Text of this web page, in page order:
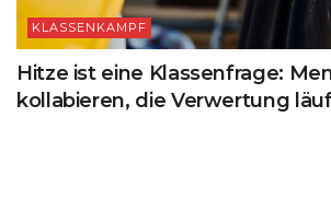
KLASSENKAMPF
Hitze ist eine Klassenfrage:
kollabieren, die Verwertung